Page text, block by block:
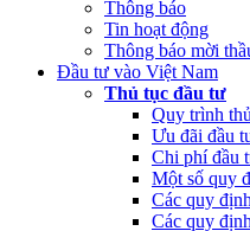
NSNN Quý 4 và cả năm 2022
(Thứ Hai, 20/03/2023 05:17)
sách nhà nước năm 2022 cùa
(Thứ Sáu, 24/02/2023 05:43)
Thông báo
Tin hoạt động
Thông báo mời
Đầu tư vào Việt Nam
Thủ tục đầu tư
Quy trình
Ưu đãi đầu
Chi phí đầu
Một số quy
Các quy
Các quy